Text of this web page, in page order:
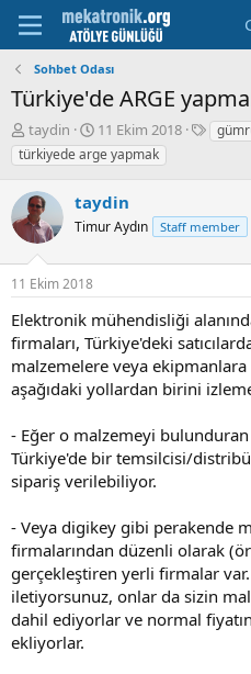
Sohbet Odası
Türkiye'de ARGE
K
o
n
u
y
u
b
a
ş
a
t
a
n
taydin
B
a
ş
a
m
t
i
h
i
11 Ekim 2018
E
t
e
türkiyede arge yapmak
taydin
Timur Aydın Staff member
11 Ekim 2018
Elektronik mühendisliği
firmaları, Türkiye'deki
malzemelere veya
aşağıdaki yollardan birini
- Eğer o malzemeyi bulunduran
Türkiye'de bir temsilcisi/
sipariş verilebiliyor.
- Veya digikey gibi perakende
firmalarından düzenli olarak
gerçekleştiren yerli firmalar
iletiyorsunuz, onlar da sizin
dahil ediyorlar ve normal
ekliyorlar.